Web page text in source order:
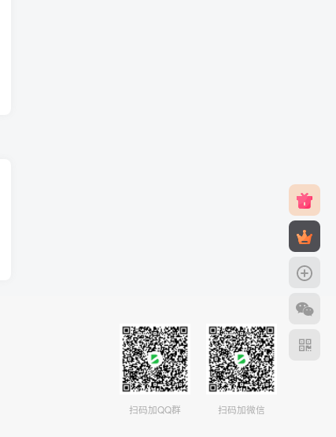
扫码加QQ群 扫码加微信